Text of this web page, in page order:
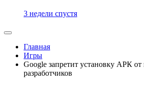
3 недели спустя
Главная
Игры
Google запретит установку АРК
разработчиков